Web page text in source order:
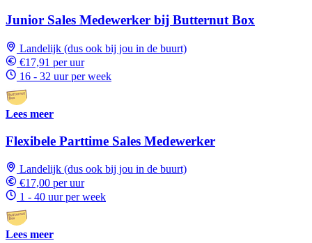
Junior Sales Medewerker bij Butternut Box
Landelijk (dus ook bij jou in de buurt)
€17,91 per uur
16 - 32 uur per week
Lees meer
Flexibele Parttime Sales Medewerker
Landelijk (dus ook bij jou in de buurt)
€17,00 per uur
1 - 40 uur per week
Lees meer